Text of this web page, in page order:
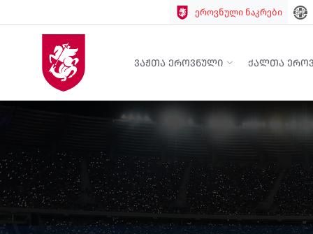
ეროვნული ნაკრები
ᲕᲐᲟᲗᲐ ᲔᲠᲝᲕᲜᲣᲚᲘ ᲥᲐᲚᲗᲐ